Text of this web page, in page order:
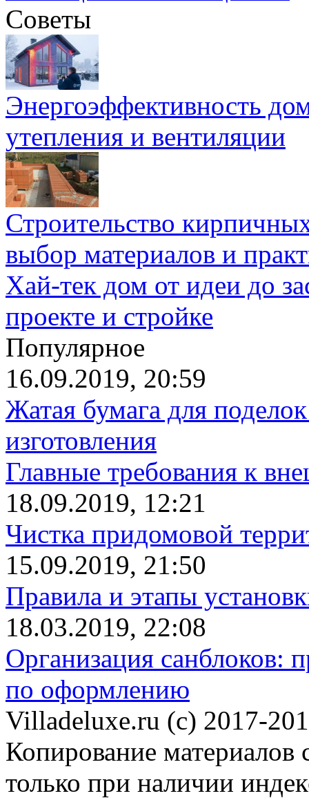
Советы
Энергоэффективность
утепления и вентиляции
Строительство
выбор материалов и
Хай-тек дом от идеи до
проекте и стройке
Популярное
16.09.2019, 20:59
Жатая бумага для
изготовления
Главные требования к
18.09.2019, 12:21
Чистка придомовой
15.09.2019, 21:50
Правила и этапы
18.03.2019, 22:08
Организация санблоков:
по оформлению
Villadeluxe.ru (c) 2017-
Копирование материалов
только при наличии